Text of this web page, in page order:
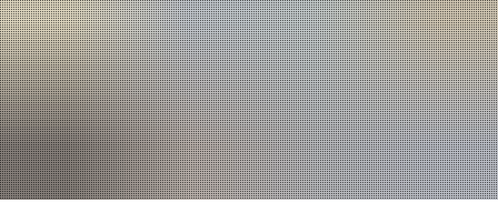
Bekanntmachungen, (Stellen-)Ausschreibungen
Nachrichten
Bürgerservice
Verwaltungsleistungen nach Lebenslagen
Verwaltungsleistungen von A-Z
Online Dienste
Landkreis
Politik
Landrätin
1. Kreisbeigeordnete
2. Kreisbeigeordneter
Über den Landkreis
Geschichte des Landkreises
Kreiswappen
Suche